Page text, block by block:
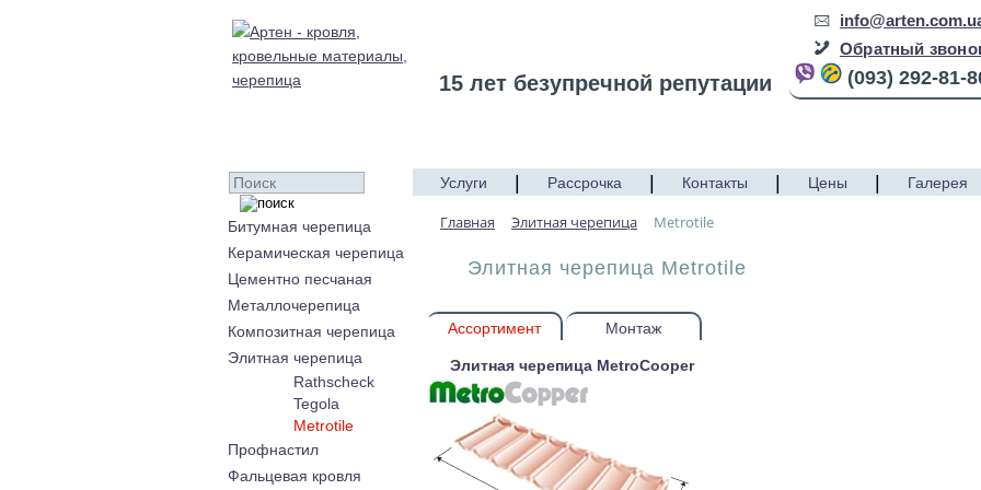
15 лет безупречной репутации
Обратный
(093) 292-81-
Битумная черепица
Керамическая черепица
Цементно песчаная
Металлочерепица
Композитная черепица
Элитная черепица
Rathscheck
Tegola
Metrotile
Профнастил
Фальцевая кровля
Услуги Рассрочка Контакты Цены Галерея
Главная Элитная черепица Metrotile
Элитная черепица Metrotile
Ассортимент Монтаж
Элитная черепица MetroCooper